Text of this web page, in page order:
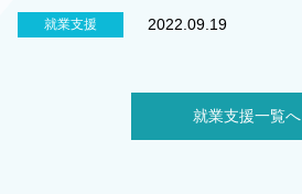
就業支援 2022.09.19
就業支援一覧へ